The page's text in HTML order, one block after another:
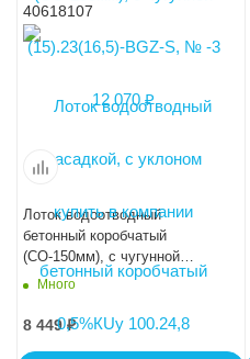
40618107
Лоток водоотводный
бетонный коробчатый
(СО-150мм), с чугунной
насадкой, с уклоном
(15).21(14,5)-BGZ-S, № -7
Много
8 449₽